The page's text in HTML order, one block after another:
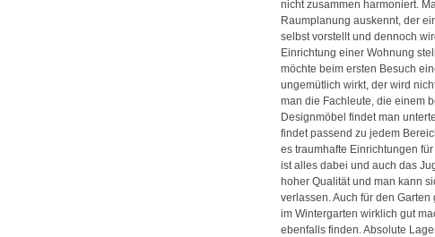
nicht zusammen harmoniert.
Raumplanung auskennt, der
selbst vorstellt und dennoch
Einrichtung einer Wohnung
möchte beim ersten Besuch
ungemütlich wirkt, der wird
man die Fachleute, die einem
Designmöbel findet man
findet passend zu jedem
es traumhafte Einrichtungen
ist alles dabei und auch das
hoher Qualität und man kann
verlassen. Auch für den
im Wintergarten wirklich gut
ebenfalls finden. Absolute